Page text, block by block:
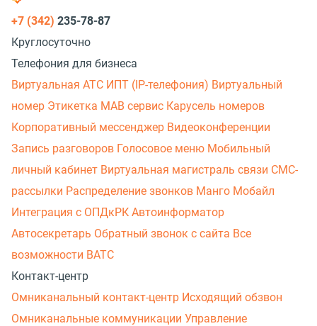
+7 (342) 235-78-87
Круглосуточно
Телефония для бизнеса
Виртуальная АТС ИПТ (IP-телефония) Виртуальный
номер Этикетка МАВ сервис Карусель номеров
Корпоративный мессенджер Видеоконференции
Запись разговоров Голосовое меню Мобильный
личный кабинет Виртуальная магистраль связи СМС-
рассылки Распределение звонков Манго Мобайл
Интеграция с ОПДкРК Автоинформатор
Автосекретарь Обратный звонок с сайта Все
возможности ВАТС
Контакт-центр
Омниканальный контакт-центр Исходящий обзвон
Омниканальные коммуникации Управление